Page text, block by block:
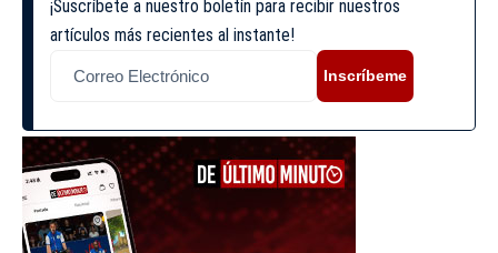
¡Suscríbete a nuestro boletín para recibir nuestros
artículos más recientes al instante!
Inscríbeme